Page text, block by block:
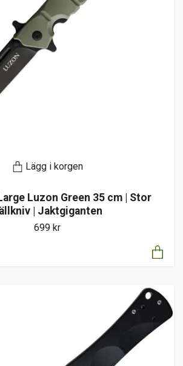
Lägg i korgen
Luzon Green 35 cm | Stor
| Jaktgiganten
699 kr